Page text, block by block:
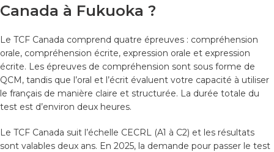
Canada à Fukuoka ?
Le TCF Canada comprend quatre épreuves : compréhension
orale, compréhension écrite, expression orale et expression
écrite. Les épreuves de compréhension sont sous forme de
QCM, tandis que l’oral et l’écrit évaluent votre capacité à utiliser
le français de manière claire et structurée. La durée totale du
test est d’environ deux heures.
Le TCF Canada suit l’échelle CECRL (A1 à C2) et les résultats
sont valables deux ans. En 2025, la demande pour passer le test